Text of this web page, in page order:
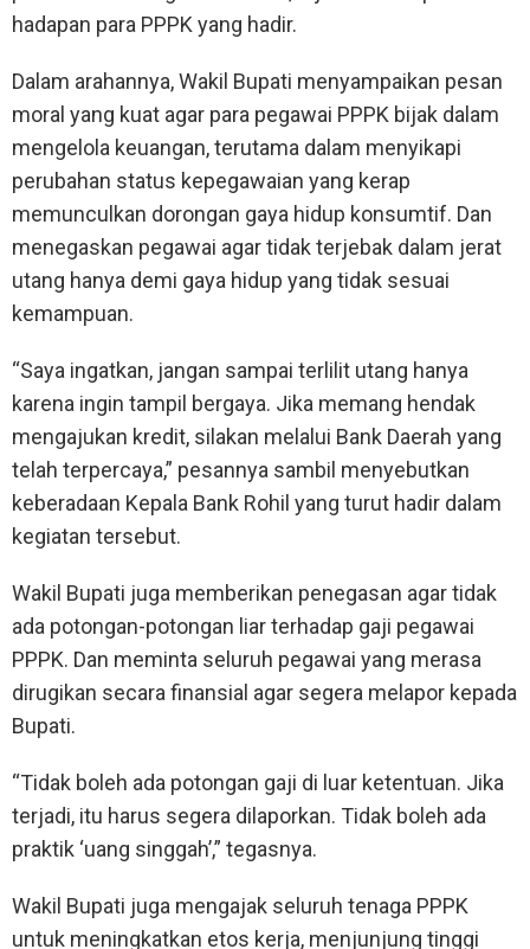
hadapan para PPPK yang hadir.
Dalam arahannya, Wakil Bupati menyampaikan pesan
moral yang kuat agar para pegawai PPPK bijak dalam
mengelola keuangan, terutama dalam menyikapi
perubahan status kepegawaian yang kerap
memunculkan dorongan gaya hidup konsumtif. Dan
menegaskan pegawai agar tidak terjebak dalam jerat
utang hanya demi gaya hidup yang tidak sesuai
kemampuan.
“Saya ingatkan, jangan sampai terlilit utang hanya
karena ingin tampil bergaya. Jika memang hendak
mengajukan kredit, silakan melalui Bank Daerah yang
telah terpercaya,” pesannya sambil menyebutkan
keberadaan Kepala Bank Rohil yang turut hadir dalam
kegiatan tersebut.
Wakil Bupati juga memberikan penegasan agar tidak
ada potongan-potongan liar terhadap gaji pegawai
PPPK. Dan meminta seluruh pegawai yang merasa
dirugikan secara finansial agar segera melapor kepada
Bupati.
“Tidak boleh ada potongan gaji di luar ketentuan. Jika
terjadi, itu harus segera dilaporkan. Tidak boleh ada
praktik ‘uang singgah’,” tegasnya.
Wakil Bupati juga mengajak seluruh tenaga PPPK
untuk meningkatkan etos kerja, menjunjung tinggi